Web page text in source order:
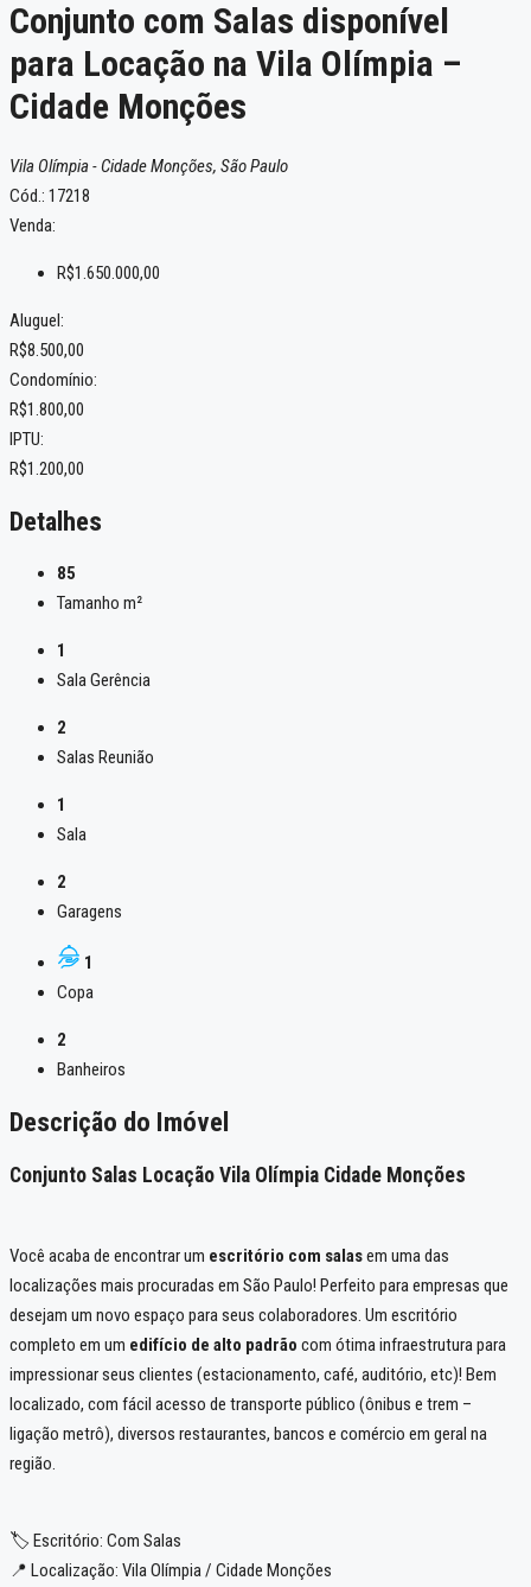
Conjunto com Salas disponível
para Locação na Vila Olímpia –
Cidade Monções
Vila Olímpia - Cidade Monções, São Paulo
Cód.: 17218
Venda:
R$1.650.000,00
Aluguel:
R$8.500,00
Condomínio:
R$1.800,00
IPTU:
R$1.200,00
Detalhes
85
Tamanho m²
1
Sala Gerência
2
Salas Reunião
1
Sala
2
Garagens
1
Copa
2
Banheiros
Descrição do Imóvel
Conjunto Salas Locação Vila Olímpia Cidade Monções
Você acaba de encontrar um escritório com salasem uma das
localizações mais procuradas em São Paulo! Perfeito para empresas que
desejam um novo espaço para seus colaboradores. Um escritório
completo em um edifício de alto padrão com ótima infraestrutura para
impressionar seus clientes (estacionamento, café, auditório, etc)! Bem
localizado, com fácil acesso de transporte público (ônibus e trem –
ligação metrô), diversos restaurantes, bancos e comércio em geral na
região.
🏷️ Escritório: Com Salas
📍 Localização: Vila Olímpia / Cidade Monções